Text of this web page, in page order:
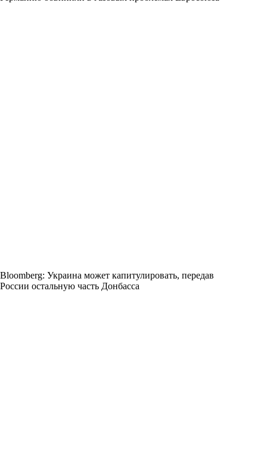
Bloomberg: Украина может капитулировать, передав
России остальную часть Донбасса